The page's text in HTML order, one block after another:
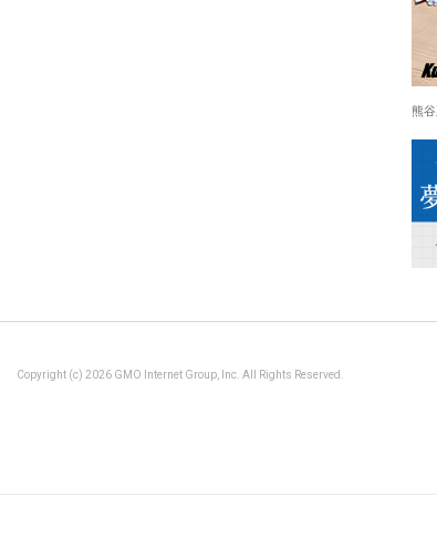
熊
Copyright (c) 2026 GMO Internet Group, Inc. All Rights Reserved.